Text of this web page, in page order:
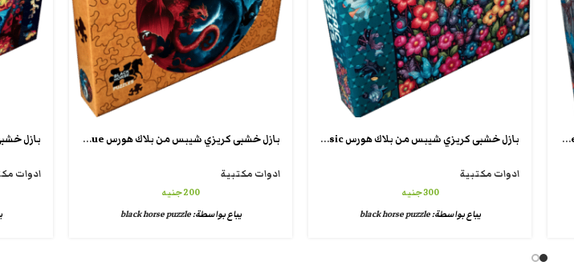
بازل خشبى كريزي شيبس من بلاك هورس anthology wooden puzzle5 بازل خشبى كريزي شيبس من بلاك هورس crazy puzzle mosic
ادوات مكتبية
300جنيه
يباع بواسطة:black horse puzzle
بازل خشبى كريزي شيبس من بلاك هورس crazy puzzle unique
ادوات مكتبية
200جنيه
يباع بواسطة:black horse puzzle
ادوات